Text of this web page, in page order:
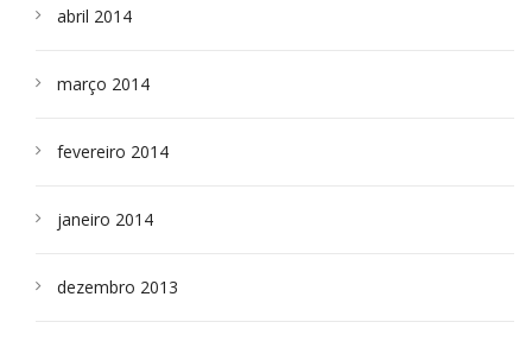
abril 2014
março 2014
fevereiro 2014
janeiro 2014
dezembro 2013